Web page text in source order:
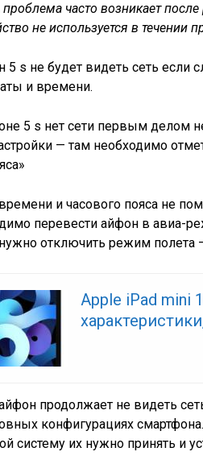
проблема часто возникает
не используется в течении
s не будет видеть сеть если
и времени.
5 s нет сети первым делом
— там необходимо
и часового пояса не
перевести айфон в авиа-
отключить режим полета
Apple iPad mini
продолжает не видеть
конфигурациях
систему их нужно принять и